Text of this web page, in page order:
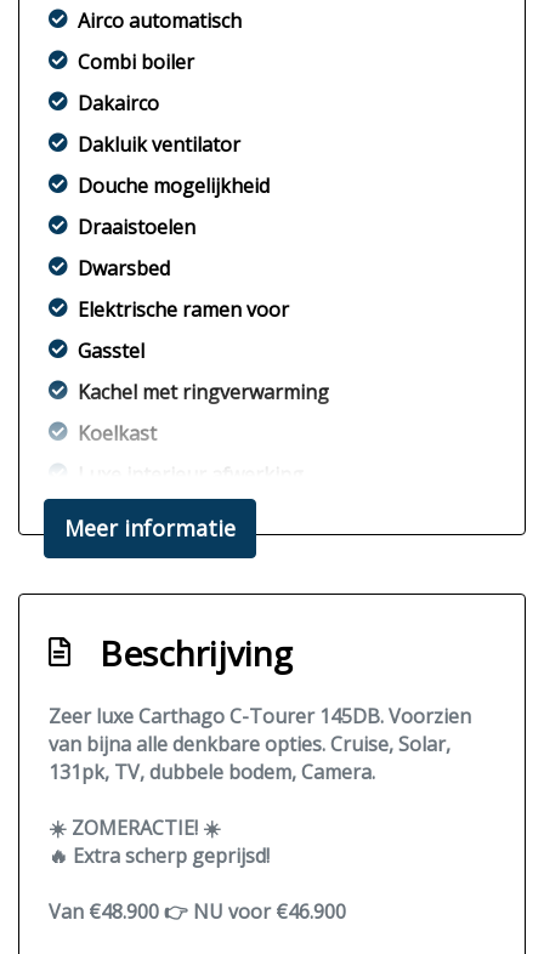
Airco automatisch
Combi boiler
Dakairco
Dakluik ventilator
Douche mogelijkheid
Draaistoelen
Dwarsbed
Elektrische ramen voor
Gasstel
Kachel met ringverwarming
Koelkast
Natte cel
Omvormer
Plissé verduistering voorramen
Exterieur
Buitenspiegels elektrisch verstel- en
verwarmbaar
Centrale vergrendeling met
Cruise-control
Meer informatie
Beschrijving
Zeer luxe Carthago C-Tourer 145DB. Voorzien
van bijna alle denkbare opties. Cruise, Solar,
131pk, TV, dubbele bodem, Camera.
☀️ ZOMERACTIE! ☀️
🔥 Extra scherp geprijsd!
Van €48.900 👉 NU voor €46.900